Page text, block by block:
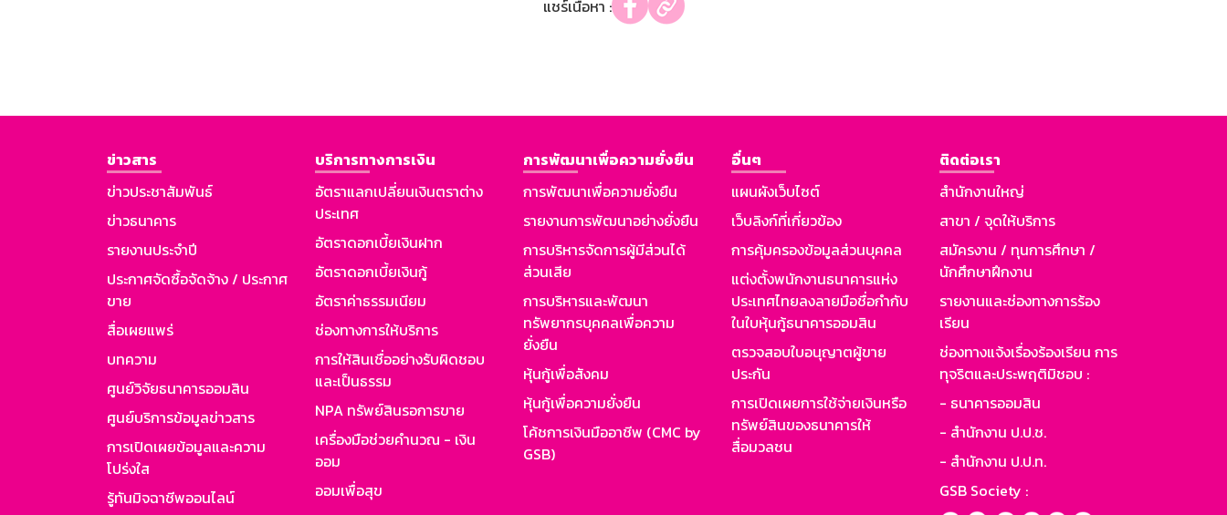
แชร์เนื้อหา :
ข่าวสาร
ข่าวประชาสัมพันธ์
ข่าวธนาคาร
รายงานประจำปี
ประกาศจัดซื้อจัดจ้าง / ประกาศ
ขาย
สื่อเผยแพร่
บทความ
ศูนย์วิจัยธนาคารออมสิน
ศูนย์บริการข้อมูลข่าวสาร
การเปิดเผยข้อมูลและความ
โปร่งใส
รู้ทันมิจฉาชีพออนไลน์
บริการทางการเงิน
อัตราแลกเปลี่ยนเงินตราต่าง
ประเทศ
อัตราดอกเบี้ยเงินฝาก
อัตราดอกเบี้ยเงินกู้
อัตราค่าธรรมเนียม
ช่องทางการให้บริการ
การให้สินเชื่ออย่างรับผิดชอบ
และเป็นธรรม
NPA ทรัพย์สินรอการขาย
เครื่องมือช่วยคำนวณ - เงิน
ออม
ออมเพื่อสุข
การพัฒนาเพื่อความยั่งยืน
การพัฒนาเพื่อความยั่งยืน
รายงานการพัฒนาอย่างยั่งยืน
การบริหารจัดการผู้มีส่วนได้
ส่วนเสีย
การบริหารและพัฒนา
ทรัพยากรบุคคลเพื่อความ
ยั่งยืน
หุ้นกู้เพื่อสังคม
หุ้นกู้เพื่อความยั่งยืน
โค้ชการเงินมืออาชีพ (CMC by
GSB)
อื่นๆ
แผนผังเว็บไซต์
เว็บลิงก์ที่เกี่ยวข้อง
การคุ้มครองข้อมูลส่วนบุคคล
แต่งตั้งพนักงานธนาคารแห่ง
ประเทศไทยลงลายมือชื่อกำกับ
ในใบหุ้นกู้ธนาคารออมสิน
ตรวจสอบใบอนุญาตผู้ขาย
ประกัน
การเปิดเผยการใช้จ่ายเงินหรือ
ทรัพย์สินของธนาคารให้
สื่อมวลชน
ติดต่อเรา
สำนักงานใหญ่
สาขา / จุดให้บริการ
สมัครงาน / ทุนการศึกษา /
นักศึกษาฝึกงาน
รายงานและช่องทางการร้อง
เรียน
ช่องทางแจ้งเรื่องร้องเรียน การ
ทุจริตและประพฤติมิชอบ :
- ธนาคารออมสิน
- สำนักงาน ป.ป.ช.
- สำนักงาน ป.ป.ท.
GSB Society :